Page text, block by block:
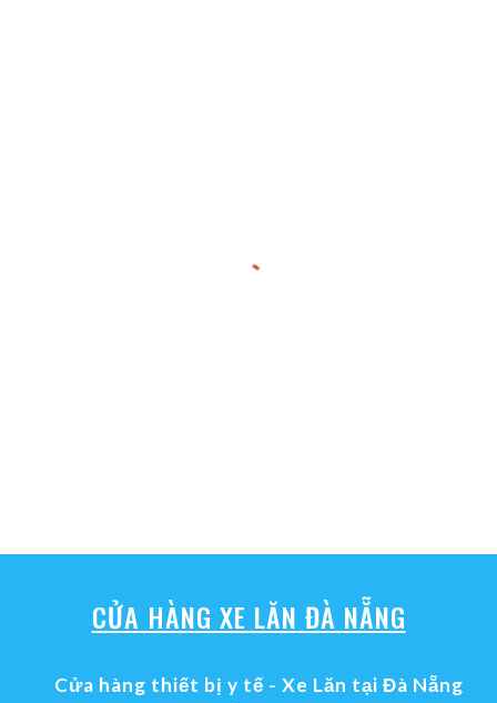
CỬA HÀNG XE LĂN ĐÀ NẴNG
Cửa hàng thiết bị y tế - Xe Lăn tại Đà Nẵng